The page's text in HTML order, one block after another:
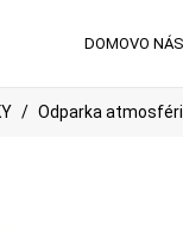
DOMOVO NÁS
Odparka